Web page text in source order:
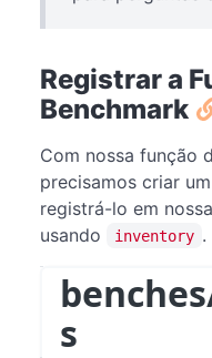
Registrar a
Benchmark
Com nossa função
precisamos criar um
registrá-lo em
usando
inventory .
s